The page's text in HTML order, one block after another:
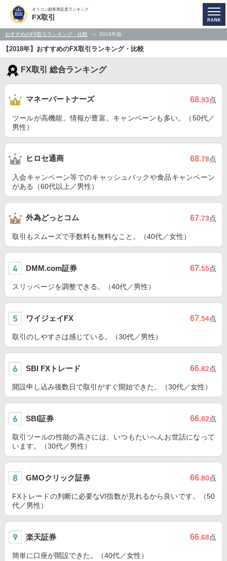
オリコン顧客満足度ランキング
FX取引
おすすめのFX取引ランキング・比較 2018年版
【2018年】おすすめのFX取引ランキング・比較
FX取引 総合ランキング
マネーパートナーズ 68.93点
ツールが高機能。情報が豊富。キャンペーンも多い。（50代／
男性）
ヒロセ通商 68.78点
入会キャンペーン等でのキャッシュバックや食品キャンペーン
がある（60代以上／男性）
外為どっとコム 67.73点
取引もスムーズで手数料も無料なこと。（40代／女性）
DMM.com証券 67.55点
スリッページを調整できる。（40代／男性）
ワイジェイFX 67.54点
取引のしやすさは感じている。（30代／男性）
SBI FXトレード 66.82点
開設申し込み後数日で取引がすぐ開始できた。（30代／女性）
SBI証券 66.82点
取引ツールの性能の高さには、いつもたいへんお世話になって
います。（30代／男性）
GMOクリック証券 66.80点
FXトレードの判断に必要なVI指数が見れるから良いです。（50
代／男性）
楽天証券 66.68点
簡単に口座が開設できた。（40代／女性）